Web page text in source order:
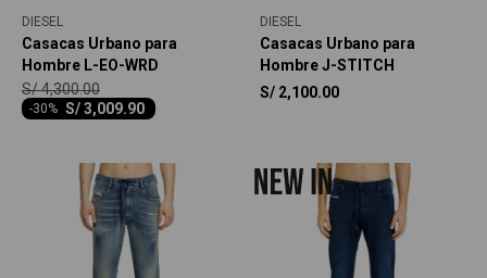
DIESEL
Casacas Urbano para
Hombre L-EO-WRD
S/3,009.90
-30
S/4,300.00
DIESEL
Casacas Urbano para
Hombre J-STITCH
S/ 2,100.00